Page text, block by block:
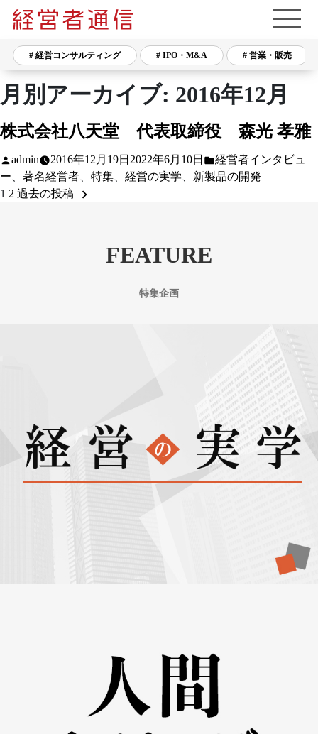
# 経営コンサルティング # IPO・M&A # 営業・販売
月別アーカイブ: 2016年12月
株式会社八天堂 代表取締役 森光 孝雅
投
者:
admin 2016年12月19日 2022年6月10日
カ
テ
経営者インタビュ
ー
著名経営者 特集 経営の実学 新製品の開発
Posts
1 2 過去の投稿
FEATURE
特集企画